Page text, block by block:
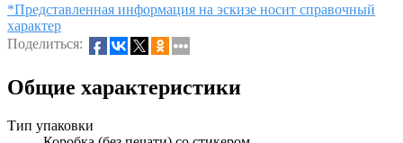
*Представленная информация на эскизе носит справочный
характер
Поделиться:
Общие характеристики
Тип упаковки